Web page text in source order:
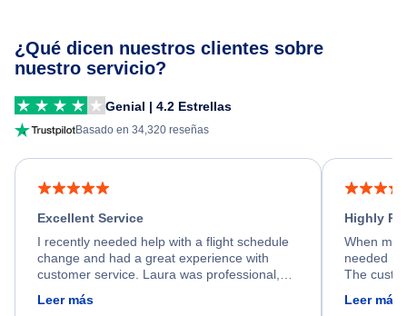
¿Qué dicen nuestros clientes sobre
nuestro servicio?
Genial | 4.2 Estrellas
Basado en 34,320 reseñas
Excellent Service
I recently needed help with a flight schedule
change and had a great experience with
customer service. Laura was professional,
friendly, and very helpful throughout the
process. She quickly found a solution and
Leer más
Highly
When my
needed
The
calm,
Leer más